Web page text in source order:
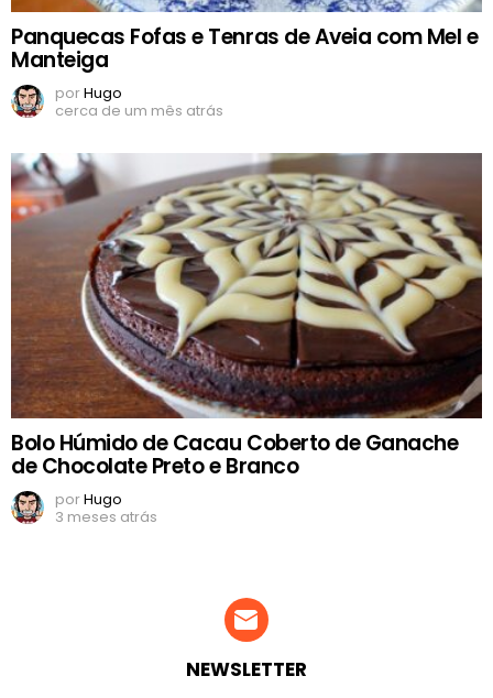
Panquecas Fofas e Tenras de Aveia com Mel e
Manteiga
porHugo
cerca de um mês atrás
Bolo Húmido de Cacau Coberto de Ganache
de Chocolate Preto e Branco
porHugo
3 meses atrás
NEWSLETTER